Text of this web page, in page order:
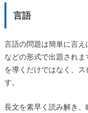
言語
言語の問題は簡単に言
などの形式で出題され
を導くだけではなく、
す。
長文を素早く読み解き